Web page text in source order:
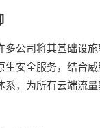
多公司将其基础设
生安全服务，结合
系，为所有云端流